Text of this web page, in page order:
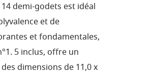
demi-godets est idéal
et de
et fondamentales,
5 inclus, offre un
dimensions de 11,0 x